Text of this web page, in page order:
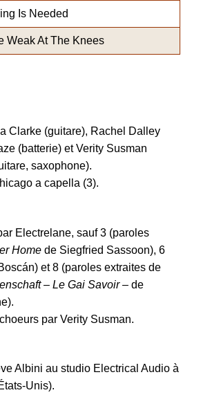
Is Needed
Weak At The Knees
Clarke (guitare), Rachel Dalley
(batterie) et Verity Susman
saxophone).
a capella (3).
Electrelane, sauf 3 (paroles
Home de Siegfried Sassoon), 6
et 8 (paroles extraites de
– Le Gai Savoir– de
par Verity Susman.
Albini au studio Electrical Audio à
Unis).